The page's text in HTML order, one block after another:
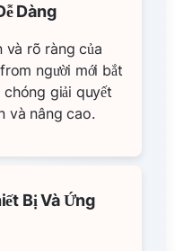
Dàng
và rõ ràng của
người mới bắt
giải quyết
và nâng cao.
Bị Và Ứng